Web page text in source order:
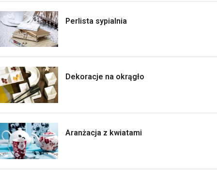
Perlista sypialnia
Dekoracje na okrągło
Aranżacja z kwiatami